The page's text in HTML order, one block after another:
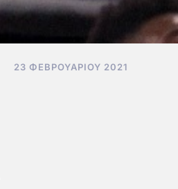
23 ΦΕΒΡΟΥΑΡΊΟΥ 2021